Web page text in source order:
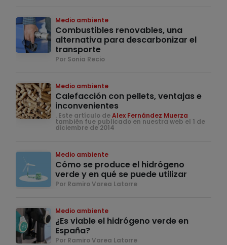
Medio ambiente
Combustibles renovables, una
alternativa para descarbonizar el
transporte
Por Sonia Recio
Medio ambiente
Calefacción con pellets, ventajas e
inconvenientes
. Este artículo deAlex Fernández Muerza
también fue publicado en nuestra web el 1 de
diciembre de 2014
Medio ambiente
Cómo se produce el hidrógeno
verde y en qué se puede utilizar
Por Ramiro Varea Latorre
Medio ambiente
¿Es viable el hidrógeno verde en
España?
Por Ramiro Varea Latorre